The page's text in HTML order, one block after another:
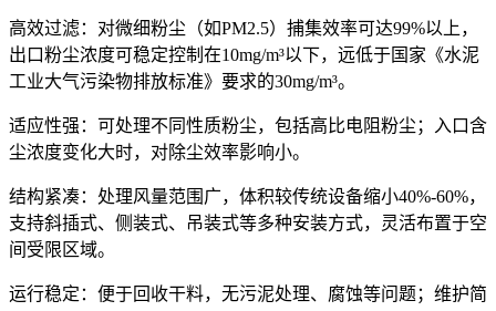
高效过滤：对微细粉尘（如PM2.5）捕集效率可达99%以上，
出口粉尘浓度可稳定控制在10mg/m³以下，远低于国家《水泥
工业大气污染物排放标准》要求的30mg/m³。
适应性强：可处理不同性质粉尘，包括高比电阻粉尘；入口含
尘浓度变化大时，对除尘效率影响小。
结构紧凑：处理风量范围广，体积较传统设备缩小40%-60%，
支持斜插式、侧装式、吊装式等多种安装方式，灵活布置于空
间受限区域。
运行稳定：便于回收干料，无污泥处理、腐蚀等问题；维护简